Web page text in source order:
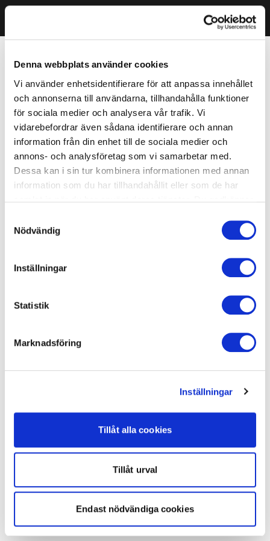
Denna webbplats använder cookies
Vi använder enhetsidentifierare för att anpassa innehållet
och annonserna till användarna, tillhandahålla funktioner
för sociala medier och analysera vår trafik. Vi
vidarebefordrar även sådana identifierare och annan
information från din enhet till de sociala medier och
annons- och analysföretag som vi samarbetar med.
Dessa kan i sin tur kombinera informationen med annan
information som du har tillhandahållit eller som de har
Nödvändig
Inställningar
Statistik
Marknadsföring
Inställningar
Tillåt alla cookies
Tillåt urval
Endast nödvändiga cookies